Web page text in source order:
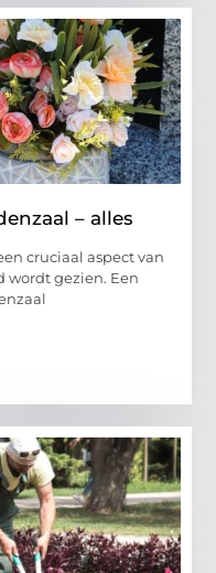
– alles
cruciaal aspect van
wordt gezien. Een